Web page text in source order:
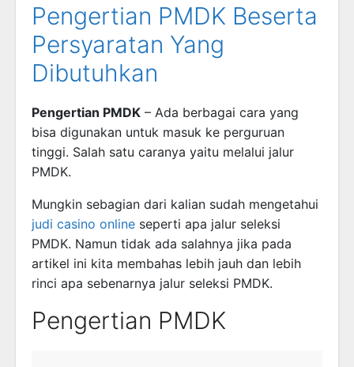
Pengertian PMDK Beserta
Persyaratan Yang
Dibutuhkan
Pengertian PMDK – Ada berbagai cara yang
bisa digunakan untuk masuk ke perguruan
tinggi. Salah satu caranya yaitu melalui jalur
PMDK.
Mungkin sebagian dari kalian sudah mengetahui
judi casino online seperti apa jalur seleksi
PMDK. Namun tidak ada salahnya jika pada
artikel ini kita membahas lebih jauh dan lebih
rinci apa sebenarnya jalur seleksi PMDK.
Pengertian PMDK